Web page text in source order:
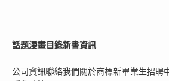
話題漫畫目錄新書資訊
公司資訊聯絡我們關於商標新畢業生招聘